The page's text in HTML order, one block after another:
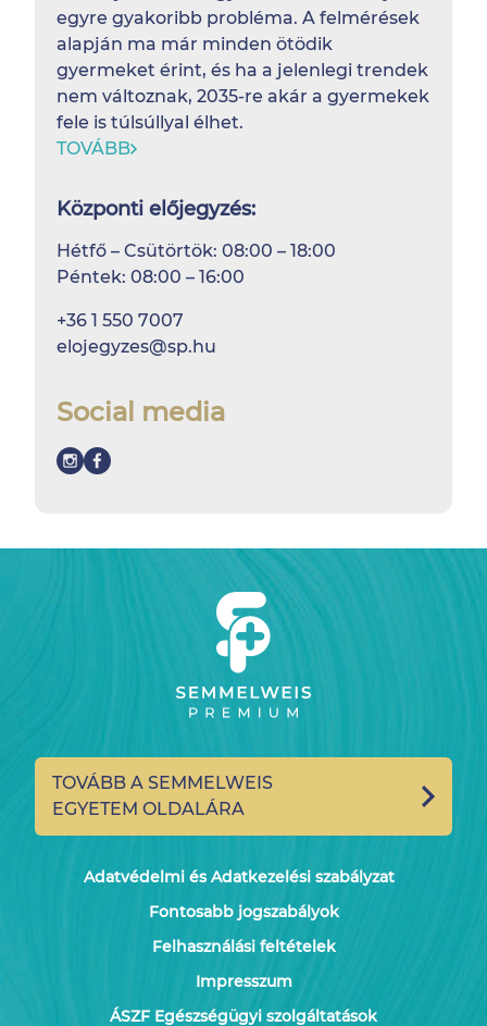
egyre gyakoribb probléma. A felmérések
alapján ma már minden ötödik
gyermeket érint, és ha a jelenlegi trendek
nem változnak, 2035-re akár a gyermekek
fele is túlsúllyal élhet.
TOVÁBB
Központi előjegyzés:
Hétfő – Csütörtök: 08:00 – 18:00
Péntek: 08:00 – 16:00
+36 1 550 7007
elojegyzes@sp.hu
Social media
TOVÁBB A SEMMELWEIS
EGYETEM OLDALÁRA
Adatvédelmi és Adatkezelési szabályzat
Fontosabb jogszabályok
Felhasználási feltételek
Impresszum
ÁSZF Egészségügyi szolgáltatások